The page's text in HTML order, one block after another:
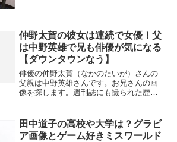
仲野太賀の彼女は連続で女優！父
は中野英雄で兄も俳優が気になる
【ダウンタウンなう】
俳優の仲野太賀（なかのたいが）さんの
父親は中野英雄さんです。お兄さんの画
像を探します。週刊誌にも撮られた歴代
田中道子の高校や大学は？グラビ
ア画像とゲーム好きミスワールド